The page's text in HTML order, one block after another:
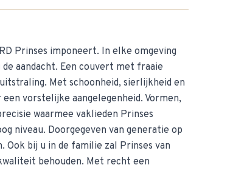
Prinses imponeert. In elke omgeving
aandacht. Een couvert met fraaie
Met schoonheid, sierlijkheid en
vorstelijke aangelegenheid. Vormen,
waarmee vaklieden Prinses
niveau. Doorgegeven van generatie op
Ook bij u in de familie zal Prinses van
behouden. Met recht een